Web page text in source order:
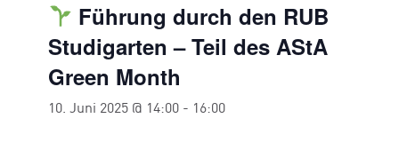
Führung durch den RUB
Studigarten – Teil des AStA
Green Month
10. Juni 2025 @ 14:00 - 16:00